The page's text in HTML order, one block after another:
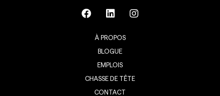
À PROPOS
BLOGUE
EMPLOIS
CHASSE DE TÊTE
CONTACT